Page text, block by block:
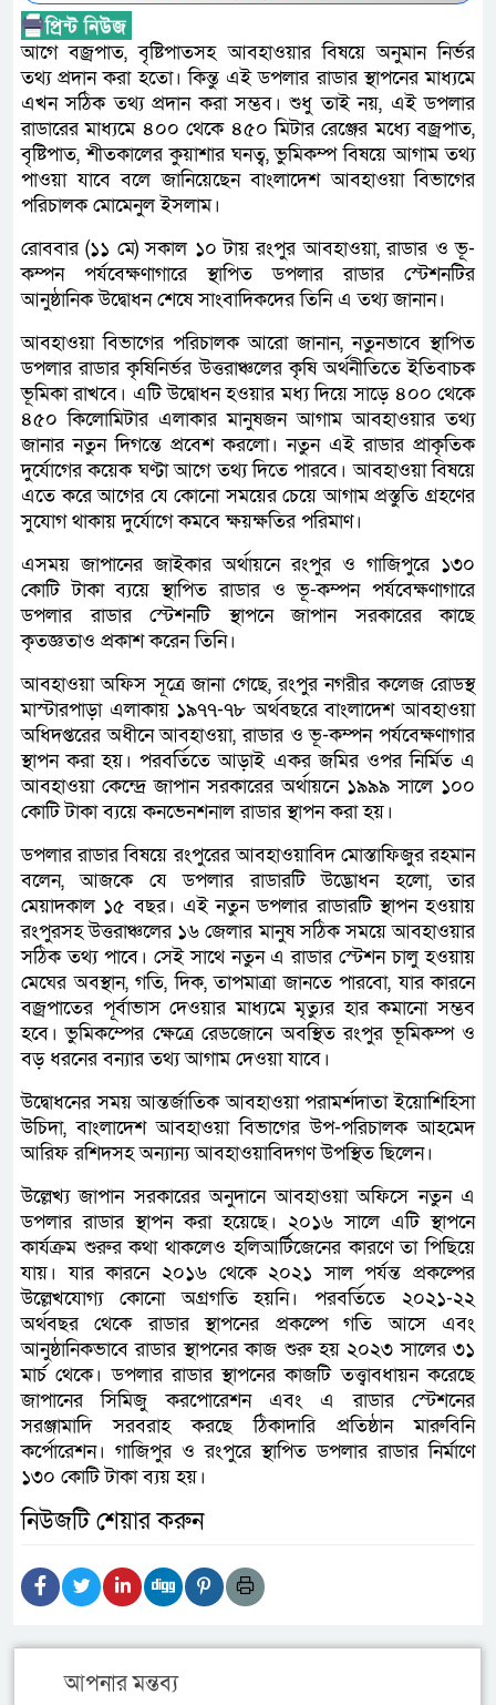
আগে বজ্রপাত, বৃষ্টিপাতসহ আবহাওয়ার বিষয়ে অনুমান নির্ভর
তথ্য প্রদান করা হতো। কিন্তু এই ডপলার রাডার স্থাপনের মাধ্যমে
এখন সঠিক তথ্য প্রদান করা সম্ভব। শুধু তাই নয়, এই ডপলার
রাডারের মাধ্যমে ৪০০ থেকে ৪৫০ মিটার রেঞ্জের মধ্যে বজ্রপাত,
বৃষ্টিপাত, শীতকালের কুয়াশার ঘনত্ব, ভুমিকম্প বিষয়ে আগাম তথ্য
পাওয়া যাবে বলে জানিয়েছেন বাংলাদেশ আবহাওয়া বিভাগের
পরিচালক মোমেনুল ইসলাম।
রোববার (১১ মে) সকাল ১০ টায় রংপুর আবহাওয়া, রাডার ও ভূ-
কম্পন পর্যবেক্ষণাগারে স্থাপিত ডপলার রাডার স্টেশনটির
আনুষ্ঠানিক উদ্বোধন শেষে সাংবাদিকদের তিনি এ তথ্য জানান।
আবহাওয়া বিভাগের পরিচালক আরো জানান, নতুনভাবে স্থাপিত
ডপলার রাডার কৃষিনির্ভর উত্তরাঞ্চলের কৃষি অর্থনীতিতে ইতিবাচক
ভূমিকা রাখবে। এটি উদ্বোধন হওয়ার মধ্য দিয়ে সাড়ে ৪০০ থেকে
৪৫০ কিলোমিটার এলাকার মানুষজন আগাম আবহাওয়ার তথ্য
জানার নতুন দিগন্তে প্রবেশ করলো। নতুন এই রাডার প্রাকৃতিক
দুর্যোগের কয়েক ঘণ্টা আগে তথ্য দিতে পারবে। আবহাওয়া বিষয়ে
এতে করে আগের যে কোনো সময়ের চেয়ে আগাম প্রস্তুতি গ্রহণের
সুযোগ থাকায় দুর্যোগে কমবে ক্ষয়ক্ষতির পরিমাণ।
এসময় জাপানের জাইকার অর্থায়নে রংপুর ও গাজিপুরে ১৩০
কোটি টাকা ব্যয়ে স্থাপিত রাডার ও ভূ-কম্পন পর্যবেক্ষণাগারে
ডপলার রাডার স্টেশনটি স্থাপনে জাপান সরকারের কাছে
কৃতজ্ঞতাও প্রকাশ করেন তিনি।
আবহাওয়া অফিস সূত্রে জানা গেছে, রংপুর নগরীর কলেজ রোডস্থ
মাস্টারপাড়া এলাকায় ১৯৭৭-৭৮ অর্থবছরে বাংলাদেশ আবহাওয়া
অধিদপ্তরের অধীনে আবহাওয়া, রাডার ও ভূ-কম্পন পর্যবেক্ষণাগার
স্থাপন করা হয়। পরবর্তিতে আড়াই একর জমির ওপর নির্মিত এ
আবহাওয়া কেন্দ্রে জাপান সরকারের অর্থায়নে ১৯৯৯ সালে ১০০
কোটি টাকা ব্যয়ে কনভেনশনাল রাডার স্থাপন করা হয়।
ডপলার রাডার বিষয়ে রংপুরের আবহাওয়াবিদ মোস্তাফিজুর রহমান
বলেন, আজকে যে ডপলার রাডারটি উদ্ভোধন হলো, তার
মেয়াদকাল ১৫ বছর। এই নতুন ডপলার রাডারটি স্থাপন হওয়ায়
রংপুরসহ উত্তরাঞ্চলের ১৬ জেলার মানুষ সঠিক সময়ে আবহাওয়ার
সঠিক তথ্য পাবে। সেই সাথে নতুন এ রাডার স্টেশন চালু হওয়ায়
মেঘের অবস্থান, গতি, দিক, তাপমাত্রা জানতে পারবো, যার কারনে
বজ্রপাতের পূর্বাভাস দেওয়ার মাধ্যমে মৃত্যুর হার কমানো সম্ভব
হবে। ভুমিকম্পের ক্ষেত্রে রেডজোনে অবস্থিত রংপুর ভূমিকম্প ও
বড় ধরনের বন্যার তথ্য আগাম দেওয়া যাবে।
উদ্বোধনের সময় আন্তর্জাতিক আবহাওয়া পরামর্শদাতা ইয়োশিহিসা
উচিদা, বাংলাদেশ আবহাওয়া বিভাগের উপ-পরিচালক আহমেদ
আরিফ রশিদসহ অন্যান্য আবহাওয়াবিদগণ উপস্থিত ছিলেন।
উল্লেখ্য জাপান সরকারের অনুদানে আবহাওয়া অফিসে নতুন এ
ডপলার রাডার স্থাপন করা হয়েছে। ২০১৬ সালে এটি স্থাপনে
কার্যক্রম শুরুর কথা থাকলেও হলিআর্টিজেনের কারণে তা পিছিয়ে
যায়। যার কারনে ২০১৬ থেকে ২০২১ সাল পর্যন্ত প্রকল্পের
উল্লেখযোগ্য কোনো অগ্রগতি হয়নি। পরবর্তিতে ২০২১-২২
অর্থবছর থেকে রাডার স্থাপনের প্রকল্পে গতি আসে এবং
আনুষ্ঠানিকভাবে রাডার স্থাপনের কাজ শুরু হয় ২০২৩ সালের ৩১
মার্চ থেকে। ডপলার রাডার স্থাপনের কাজটি তত্ত্বাবধায়ন করেছে
জাপানের সিমিজু করপোরেশন এবং এ রাডার স্টেশনের
সরঞ্জামাদি সরবরাহ করছে ঠিকাদারি প্রতিষ্ঠান মারুবিনি
কর্পোরেশন। গাজিপুর ও রংপুরে স্থাপিত ডপলার রাডার নির্মাণে
১৩০ কোটি টাকা ব্যয় হয়।
নিউজটি শেয়ার করুন
আপনার মন্তব্য